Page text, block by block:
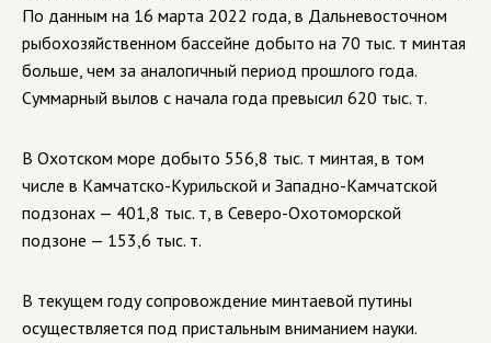
По данным на 16 марта 2022 года, в Дальневосточном
рыбохозяйственном бассейне добыто на 70 тыс. т минтая
больше, чем за аналогичный период прошлого года.
Суммарный вылов с начала года превысил 620 тыс. т.
В Охотском море добыто 556,8 тыс. т минтая, в том
числе в Камчатско-Курильской и Западно-Камчатской
подзонах — 401,8 тыс. т, в Северо-Охотоморской
подзоне — 153,6 тыс. т.
В текущем году сопровождение минтаевой путины
осуществляется под пристальным вниманием науки.